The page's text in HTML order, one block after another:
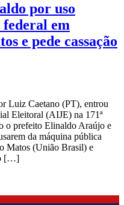
por uso
em
e pede cassação
Luiz Caetano (PT), entrou
Eleitoral (AIJE) na 171ª
o prefeito Elinaldo Araújo e
da máquina pública
Matos (União Brasil) e
o […]